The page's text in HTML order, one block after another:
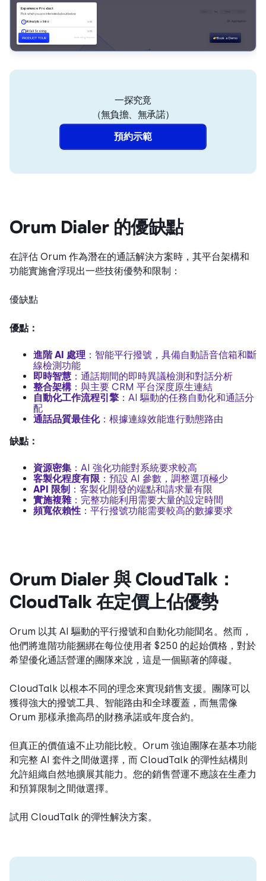
一探究竟
（無負擔、無承諾）
預約示範
Orum Dialer 的優缺點
在評估 Orum 作為潛在的通話解決方案時，其平台架構和
功能實施會浮現出一些技術優勢和限制：
優缺點
優點：
進階 AI 處理 ：智能平行撥號，具備自動語音信箱和斷
線檢測功能
即時智慧 ：通話期間的即時異議檢測和對話分析
整合架構 ：與主要 CRM 平台深度原生連結
自動化工作流程引擎 ：AI 驅動的任務自動化和通話分
配
通話品質最佳化：根據連線效能進行動態路由
缺點：
資源密集 ：AI 強化功能對系統要求較高
客製化程度有限 ：預設 AI 參數，調整選項極少
API 限制 ：客製化開發的端點和請求量有限
實施複雜：完整功能利用需要大量的設定時間
頻寬依賴性 ：平行撥號功能需要較高的數據要求
Orum Dialer 與 CloudTalk：
CloudTalk 在定價上佔優勢
Orum 以其 AI 驅動的平行撥號和自動化功能聞名。然而，
他們將進階功能捆綁在每位使用者 $250 的起始價格，對於
希望優化通話營運的團隊來說，這是一個顯著的障礙。
CloudTalk 以根本不同的理念來實現銷售支援。團隊可以
獲得強大的撥號工具、智能路由和全球覆蓋，而無需像
Orum 那樣承擔高昂的財務承諾或年度合約。
但真正的價值遠不止功能比較。Orum 強迫團隊在基本功能
和完整 AI 套件之間做選擇，而 CloudTalk 的彈性結構則
允許組織自然地擴展其能力。您的銷售營運不應該在生產力
和預算限制之間做選擇。
試用 CloudTalk 的彈性解決方案。